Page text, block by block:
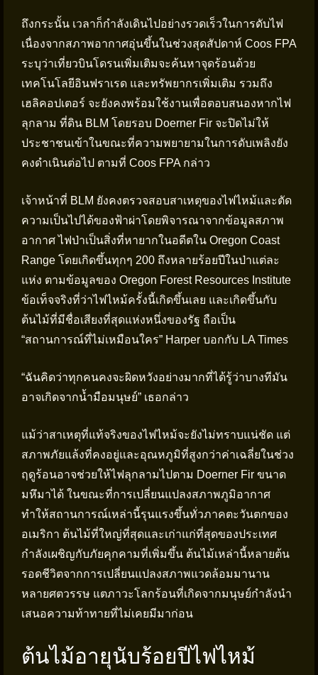
ถึงกระนั้น เวลาก็กำลังเดินไปอย่างรวดเร็วในการดับไฟ
เนื่องจากสภาพอากาศอุ่นขึ้นในช่วงสุดสัปดาห์ Coos FPA
ระบุว่าเที่ยวบินโดรนเพิ่มเติมจะค้นหาจุดร้อนด้วย
เทคโนโลยีอินฟราเรด และทรัพยากรเพิ่มเติม รวมถึง
เฮลิคอปเตอร์ จะยังคงพร้อมใช้งานเพื่อตอบสนองหากไฟ
ลุกลาม ที่ดิน BLM โดยรอบ Doerner Fir จะปิดไม่ให้
ประชาชนเข้าในขณะที่ความพยายามในการดับเพลิงยัง
คงดำเนินต่อไป ตามที่ Coos FPA กล่าว
เจ้าหน้าที่ BLM ยังคงตรวจสอบสาเหตุของไฟไหม้และตัด
ความเป็นไปได้ของฟ้าผ่าโดยพิจารณาจากข้อมูลสภาพ
อากาศ ไฟป่าเป็นสิ่งที่หายากในอดีตใน Oregon Coast
Range โดยเกิดขึ้นทุกๆ 200 ถึงหลายร้อยปีในป่าแต่ละ
แห่ง ตามข้อมูลของ Oregon Forest Resources Institute
ข้อเท็จจริงที่ว่าไฟไหม้ครั้งนี้เกิดขึ้นเลย และเกิดขึ้นกับ
ต้นไม้ที่มีชื่อเสียงที่สุดแห่งหนึ่งของรัฐ ถือเป็น
“สถานการณ์ที่ไม่เหมือนใคร” Harper บอกกับ LA Times
“ฉันคิดว่าทุกคนคงจะผิดหวังอย่างมากที่ได้รู้ว่าบางทีมัน
อาจเกิดจากน้ำมือมนุษย์” เธอกล่าว
แม้ว่าสาเหตุที่แท้จริงของไฟไหม้จะยังไม่ทราบแน่ชัด แต่
สภาพภัยแล้งที่คงอยู่และอุณหภูมิที่สูงกว่าค่าเฉลี่ยในช่วง
ฤดูร้อนอาจช่วยให้ไฟลุกลามไปตาม Doerner Fir ขนาด
มหึมาได้ ในขณะที่การเปลี่ยนแปลงสภาพภูมิอากาศ
ทำให้สถานการณ์เหล่านี้รุนแรงขึ้นทั่วภาคตะวันตกของ
อเมริกา ต้นไม้ที่ใหญ่ที่สุดและเก่าแก่ที่สุดของประเทศ
กำลังเผชิญกับภัยคุกคามที่เพิ่มขึ้น ต้นไม้เหล่านี้หลายต้น
รอดชีวิตจากการเปลี่ยนแปลงสภาพแวดล้อมมานาน
หลายศตวรรษ แตภาวะโลกร้อนที่เกิดจากมนุษย์กำลังนำ
เสนอความท้าทายที่ไม่เคยมีมาก่อน
ต้นไม้อายุนับร้อยปีไฟไหม้